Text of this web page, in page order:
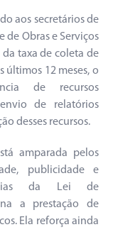
aos secretários de
de Obras e Serviços
taxa de coleta de
últimos 12 meses, o
de recursos
de relatórios
desses recursos.
amparada pelos
publicidade e
da Lei de
a prestação de
Ela reforça ainda